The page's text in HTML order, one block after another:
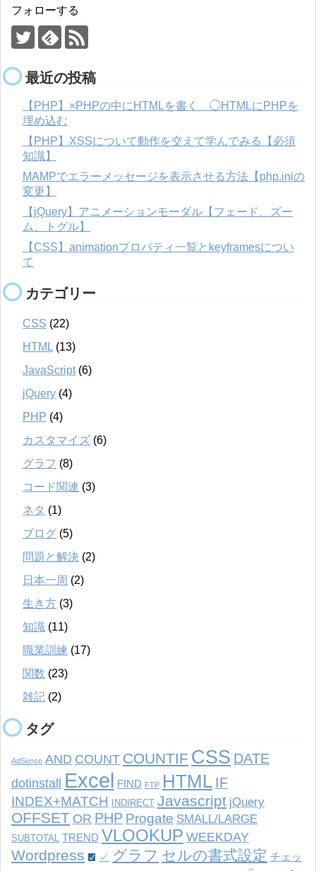
い 誤字が発生しない 決まったフォーム
なので基本的に入力が楽 ...
フォローする
最近の投稿
【PHP】×PHPの中にHTMLを書く ◯HTMLにPHPを
埋め込む
【PHP】XSSについて動作を交えて学んでみる【必須
知識】
MAMPでエラーメッセージを表示させる方法【php.iniの
変更】
【jQuery】アニメーションモーダル【フェード、ズー
ム、トグル】
【CSS】animationプロパティ一覧とkeyframesについ
て
カテゴリー
CSS (22)
HTML (13)
JavaScript(6)
jQuery (4)
PHP (4)
カスタマイズ (6)
グラフ (8)
コード関連 (3)
ネタ (1)
ブログ (5)
問題と解決 (2)
日本一周 (2)
生き方 (3)
知識 (11)
職業訓練 (17)
関数 (23)
雑記 (2)
タグ
AdSense AND COUNT COUNTIF CSS DATE
dotinstall Excel FIND FTP HTML IF
INDEX+MATCH INDIRECT Javascript jQuery
OFFSET OR PHP Progate SMALL/LARGE
SUBTOTAL TREND VLOOKUP WEEKDAY
Wordpress ✓ グラフ セルの書式設定 チェッ